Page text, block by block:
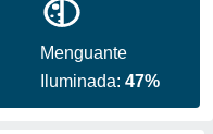
Menguante
Iluminada:47%